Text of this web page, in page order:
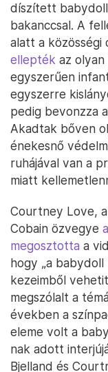
díszített
bakanccsal. A
alatt a közösségi
ellepték az
egyszerűen
egyszerre
pedig bevonzza
Akadtak bőven
énekesnő
ruhájával van a
miatt
Courtney Love,
Cobain özvegye
megosztotta a
hogy „a
kezeimből
megszólalt a
években a
eleme volt a
nak adott
Bjelland és